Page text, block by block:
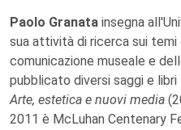
Paolo Granata insegna
sua attività di ricerca sui
comunicazione museale e
pubblicato diversi saggi e
Arte, estetica e nuovi media
2011 è McLuhan Centenary